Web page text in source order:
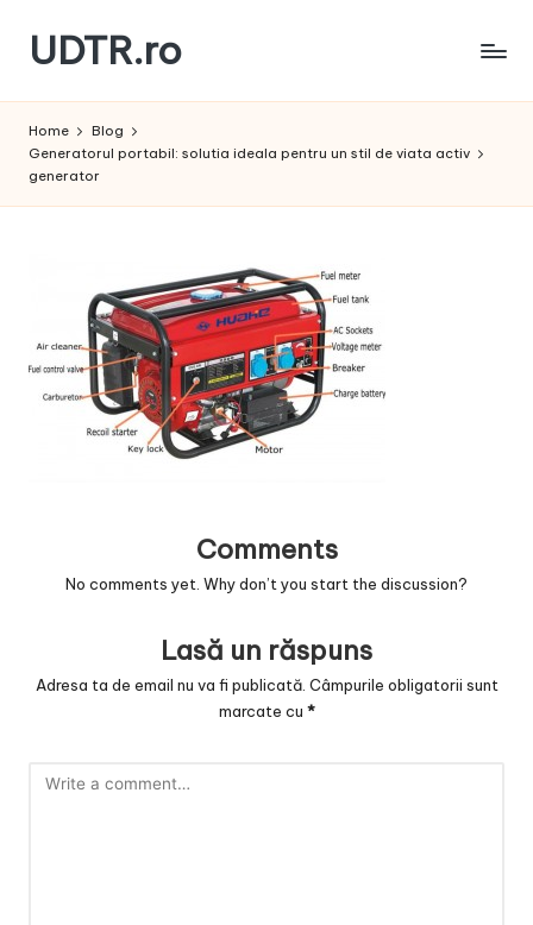
Skip
content
UDTR.ro
te
rascoleste...
Home
Blog
Generatorul portabil: solutia ideala pentru un stil de viata activ
generator
Comments
No comments yet. Why don’t you start the discussion?
Lasă un răspuns
Adresa ta de email nu va fi publicată. Câmpurile obligatorii sunt
marcate cu *